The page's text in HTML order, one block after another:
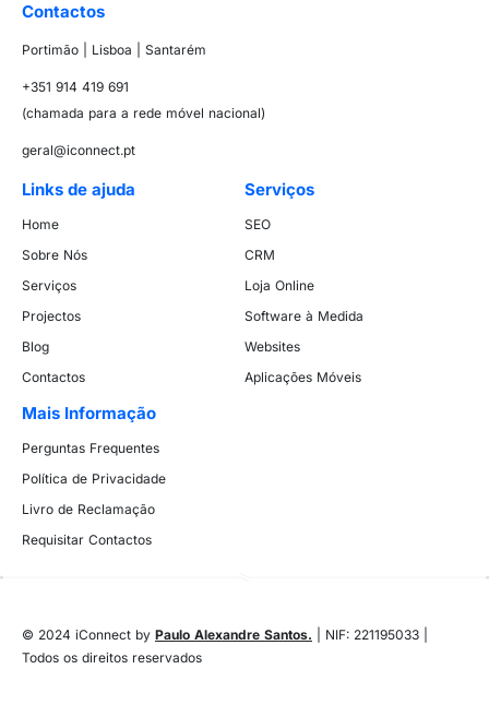
Contactos
Portimão | Lisboa | Santarém
+351 914 419 691
(chamada para a rede móvel nacional)
geral@iconnect.pt
Links de ajuda
Home
Sobre Nós
Serviços
Projectos
Blog
Contactos
Serviços
SEO
CRM
Loja Online
Software à Medida
Websites
Aplicações Móveis
Mais Informação
Perguntas Frequentes
Política de Privacidade
Livro de Reclamação
Requisitar Contactos
© 2024 iConnect by Paulo Alexandre Santos. | NIF: 221195033 |
Todos os direitos reservados